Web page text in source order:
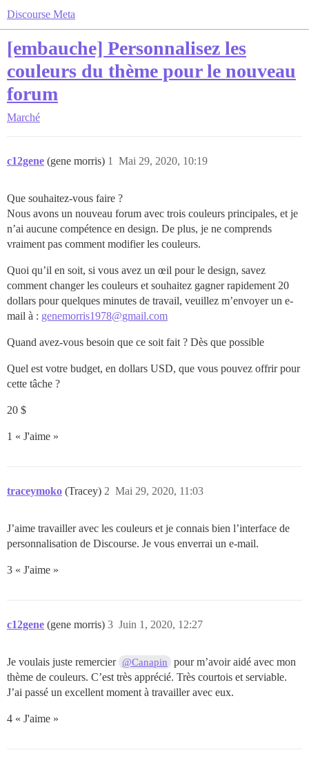
Discourse Meta
[embauche] Personnalisez les
couleurs du thème pour le nouveau
forum
Marché
c12gene (gene morris) Mai 29, 2020, 10:19
1
Que souhaitez-vous faire ?
Nous avons un nouveau forum avec trois couleurs principales, et je
n’ai aucune compétence en design. De plus, je ne comprends
vraiment pas comment modifier les couleurs.
Quoi qu’il en soit, si vous avez un œil pour le design, savez
comment changer les couleurs et souhaitez gagner rapidement 20
dollars pour quelques minutes de travail, veuillez m’envoyer un e-
mail à : genemorris1978@gmail.com
Quand avez-vous besoin que ce soit fait ? Dès que possible
Quel est votre budget, en dollars USD, que vous pouvez offrir pour
cette tâche ?
20 $
1 « J'aime »
traceymoko (Tracey) Mai 29, 2020, 11:03
2
J’aime travailler avec les couleurs et je connais bien l’interface de
personnalisation de Discourse. Je vous enverrai un e-mail.
3 « J'aime »
c12gene (gene morris) Juin 1, 2020, 12:27
3
Je voulais juste remercier @Canapin
pour m’avoir aidé avec mon
thème de couleurs. C’est très apprécié. Très courtois et serviable.
J’ai passé un excellent moment à travailler avec eux.
4 « J'aime »